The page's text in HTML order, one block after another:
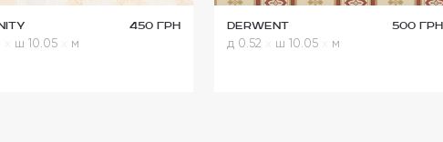
450 грн
ш 10.05 м
Derwent 500 грн
д 0.52 ш 10.05 м